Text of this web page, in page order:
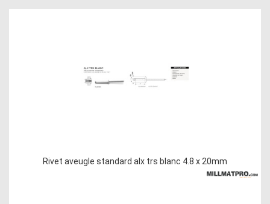
Rivet aveugle standard alx trs blanc 4.8 x 20mm